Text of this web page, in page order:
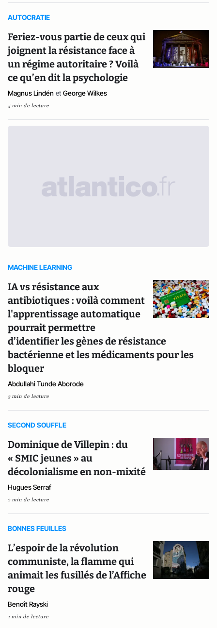
AUTOCRATIE
Feriez-vous partie de ceux qui
joignent la résistance face à
un régime autoritaire ? Voilà
ce qu’en dit la psychologie
Magnus Lindén et George Wilkes
5 min de lecture
MACHINE LEARNING
IA vs résistance aux
antibiotiques : voilà comment
l'apprentissage automatique
pourrait permettre
d’identifier les gènes de résistance
bactérienne et les médicaments pour les
bloquer
Abdullahi Tunde Aborode
3 min de lecture
SECOND SOUFFLE
Dominique de Villepin : du
« SMIC jeunes » au
décolonialisme en non-mixité
Hugues Serraf
2 min de lecture
BONNES FEUILLES
L’espoir de la révolution
communiste, la flamme qui
animait les fusillés de l’Affiche
rouge
Benoît Rayski
1 min de lecture